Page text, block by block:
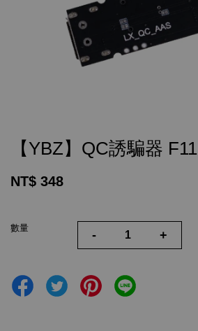
【YBZ】QC誘騙器 F11
NT$ 348
數量
- +